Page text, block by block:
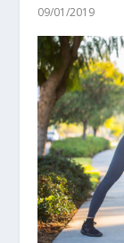
09/01/2019